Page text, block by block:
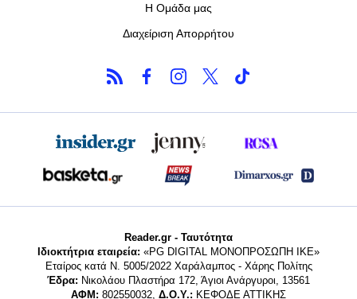
Η Ομάδα μας
Διαχείριση Απορρήτου
Reader.gr - Ταυτότητα
Ιδιοκτήτρια εταιρεία: «PG DIGITAL MONΟΠΡΟΣΩΠΗ ΙΚΕ»
Εταίρος κατά Ν. 5005/2022 Χαράλαμπος - Χάρης Πολίτης
Έδρα: Νικολάου Πλαστήρα 172, Άγιοι Ανάργυροι, 13561
ΑΦΜ: 802550032, Δ.Ο.Υ.: ΚΕΦΟΔΕ ΑΤΤΙΚΗΣ